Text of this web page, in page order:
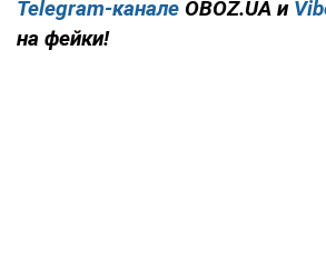
Telegram-канале OBOZ.UA и
на фейки!